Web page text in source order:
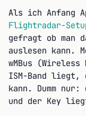
Als ich Anfang
Flightradar-
gefragt ob man
auslesen kann.
wMBus
ISM-Band liegt,
kann. Dumm
und der Key